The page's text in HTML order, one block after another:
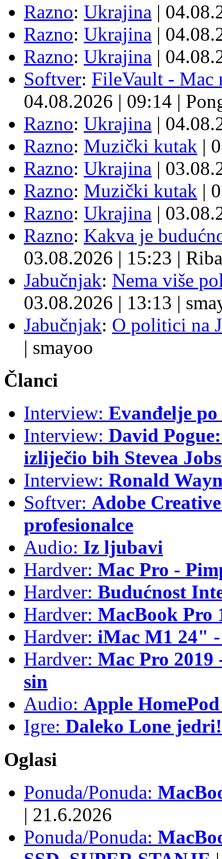
Razno: Ukrajina |
Razno: Ukrajina |
Razno: Ukrajina |
Softver: FileVault - Mac
04.08.2026 | 09:14 |
Razno: Ukrajina |
Razno: Muzički kutak |
Razno: Ukrajina |
Razno: Muzički kutak |
Razno: Ukrajina |
Razno: Kakva je
03.08.2026 | 15:23 | Riba
Jabučnjak: Nema više
03.08.2026 | 13:13 |
Jabučnjak: O politici na
| smayoo
Članci
Interview: Evanđelje
Interview: David
izliječio bih Stevea
Interview: Ronald
Softver: Adobe
profesionalce
Audio: Iz ljubavi
Hardver: Mac Pro -
Hardver: Budućnost
Hardver: MacBook Pro
Hardver: iMac M1 24"
Hardver: Mac Pro
sin
Audio: Apple
Igre: Daleko Lone jedri!
Oglasi
Ponuda/Ponuda:
| 21.6.2026
Ponuda/Ponuda: